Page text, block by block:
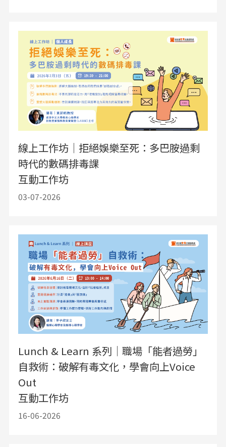
線上工作坊｜拒絕娛樂至死：多巴胺過剩
時代的數碼排毒課
互動工作坊
03-07-2026
Lunch & Learn 系列｜職場「能者過勞」
自救術：破解有毒文化，學會向上Voice
Out
互動工作坊
16-06-2026